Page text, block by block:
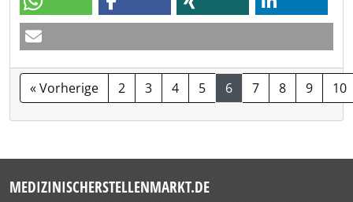
« Vorherige 2 3 4 5 6 7 8 9 10
MEDIZINISCHERSTELLENMARKT.DE